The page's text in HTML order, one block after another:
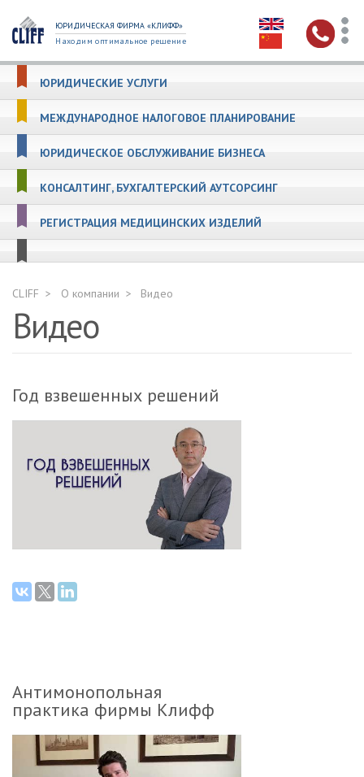
ЮРИДИЧЕСКАЯ ФИРМА «КЛИФФ»
Находим оптимальное решение
ЮРИДИЧЕСКИЕ УСЛУГИ
МЕЖДУНАРОДНОЕ НАЛОГОВОЕ ПЛАНИРОВАНИЕ
ЮРИДИЧЕСКОЕ ОБСЛУЖИВАНИЕ БИЗНЕСА
КОНСАЛТИНГ, БУХГАЛТЕРСКИЙ АУТСОРСИНГ
РЕГИСТРАЦИЯ МЕДИЦИНСКИХ ИЗДЕЛИЙ
CLIFF О компании Видео
Видео
Год взвешенных решений
Антимонопольная
практика фирмы Клифф